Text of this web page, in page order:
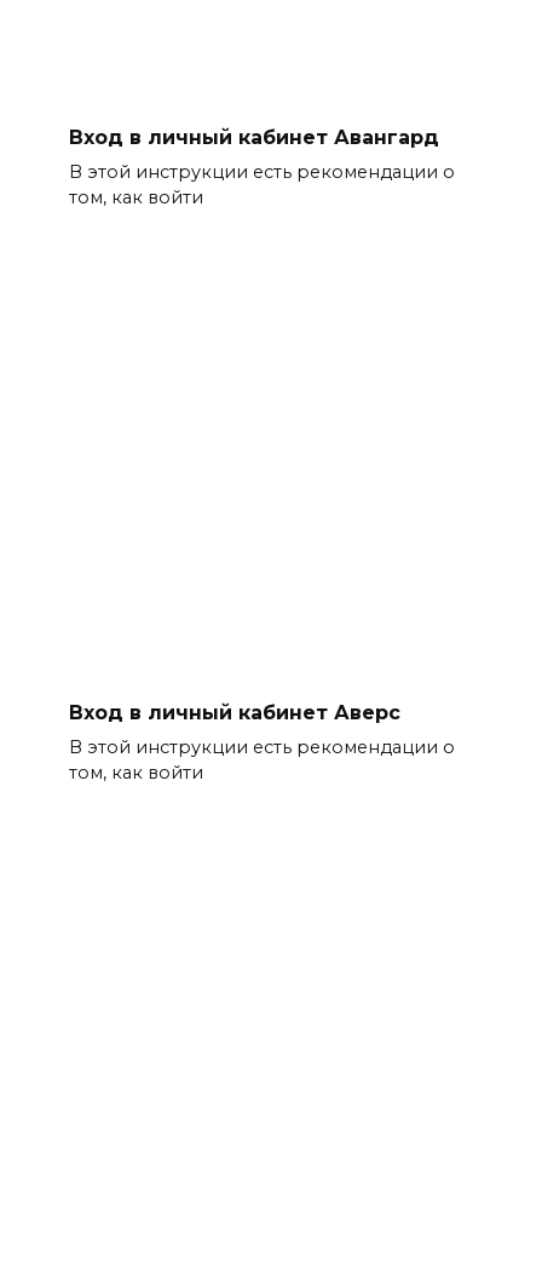
Вход в личный кабинет Авангард
В этой инструкции есть рекомендации о
том, как войти
Вход в личный кабинет Аверс
В этой инструкции есть рекомендации о
том, как войти